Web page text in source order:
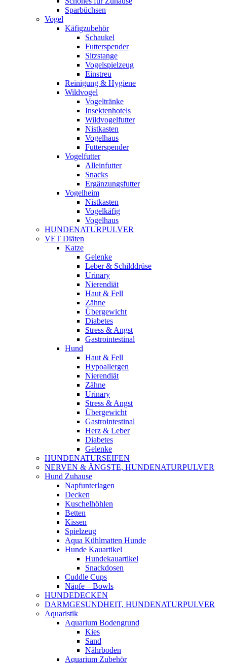
Sparbüchsen
Vogel
Käfigzubehör
Schaukel
Futterspender
Sitzstange
Vogelspielzeug
Einstreu
Reinigung & Hygiene
Wildvogel
Vogeltränke
Insektenhotels
Wildvogelfutter
Nistkasten
Vogelhaus
Futterspender
Vogelfutter
Alleinfutter
Snacks
Ergänzungsfutter
Vogelheim
Nistkasten
Vogelkäfig
Vogelhaus
HUNDENATURPULVER
VET Diäten
Katze
Gelenke
Leber & Schilddrüse
Urinary
Nierendiät
Haut & Fell
Zähne
Übergewicht
Diabetes
Stress & Angst
Gastrointestinal
Hund
Haut & Fell
Hypoallergen
Nierendiät
Zähne
Urinary
Stress & Angst
Übergewicht
Gastrointestinal
Herz & Leber
Diabetes
Gelenke
HUNDENATURSEIFEN
NERVEN & ÄNGSTE, HUNDENATURPULVER
Hund Zuhause
Napfunterlagen
Decken
Kuschelhöhlen
Betten
Kissen
Spielzeug
Aqua Kühlmatten Hunde
Hunde Kauartikel
Hundekauartikel
Snackdosen
Cuddle Cups
Näpfe – Bowls
HUNDEDECKEN
DARMGESUNDHEIT, HUNDENATURPULVER
Aquaristik
Aquarium Bodengrund
Kies
Sand
Nährboden
Aquarium Zubehör